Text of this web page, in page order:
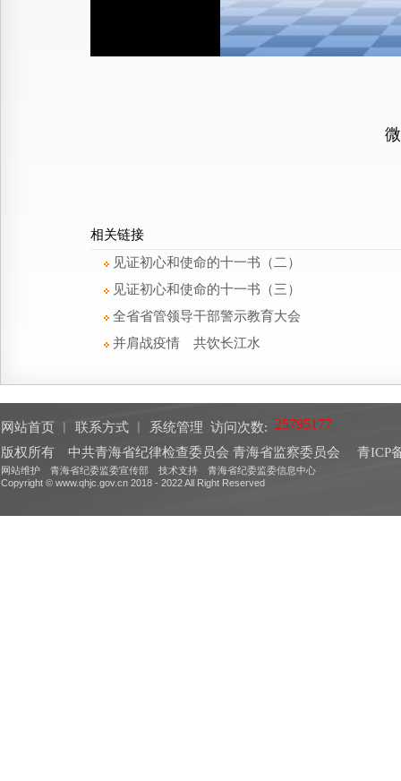
相关链接
见证初心和使命的十一书（二）
见证初心和使命的十一书（三）
全省省管领导干部警示教育大会
并肩战疫情 共饮长江水
网站首页 联系方式 系统管理 访问次数:
版权所有 中共青海省纪律检查委员会 青海省监察委员会
青ICP
网站维护 青海省纪委监委宣传部 技术支持 青海省纪委监委信息中心
Copyright © www.qhjc.gov.cn 2018 - 2022 All Right Reserved